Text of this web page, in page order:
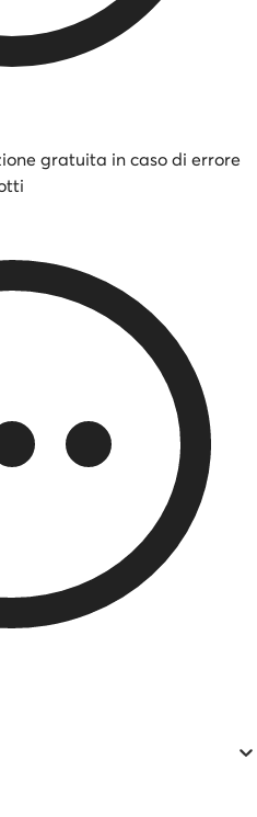
gratuita in caso di errore